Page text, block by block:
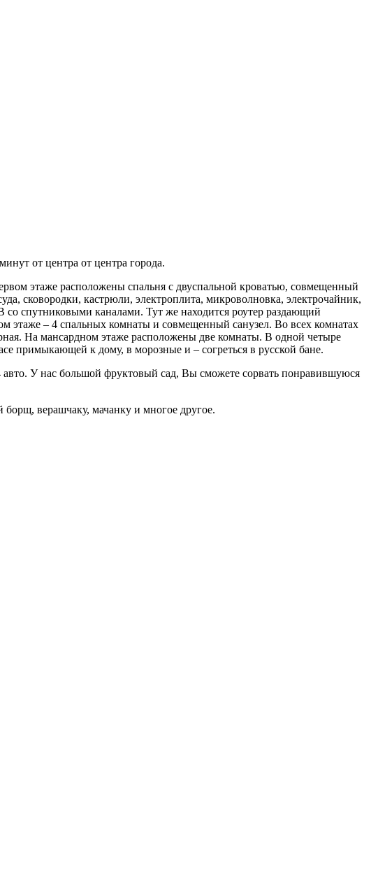
от центра от центра города.
этаже расположены спальня с двуспальной кроватью, совмещенный
сковородки, кастрюли, электроплита, микроволновка, электрочайник,
со спутниковыми каналами. Тут же находится роутер раздающий
этаже – 4 спальных комнаты и совмещенный санузел. Во всех комнатах
На мансардном этаже расположены две комнаты. В одной четыре
примыкающей к дому, в морозные и – согреться в русской бане.
У нас большой фруктовый сад, Вы сможете сорвать понравившуюся
верашчаку, мачанку и многое другое.